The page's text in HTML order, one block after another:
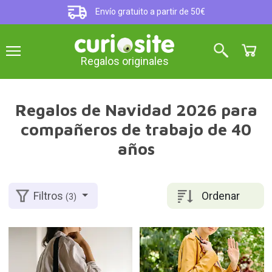
Envío gratuito a partir de 50€
Regalos originales
Regalos de Navidad 2026 para
compañeros de trabajo de 40
años
Ordenar
Filtros(3)